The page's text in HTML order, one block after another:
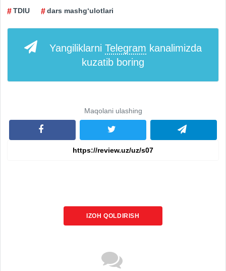
TDIU dars mashg‘ulotlari
Yangiliklarni Telegram kanalimizda
kuzatib boring
Maqolani ulashing
IZOH QOLDIRISH